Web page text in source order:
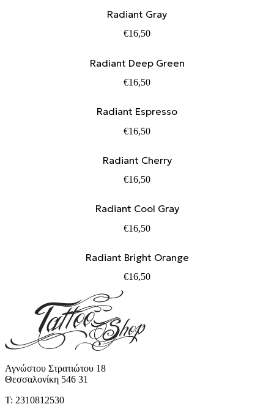
Radiant Gray
€16,50
Radiant Deep Green
€16,50
Radiant Espresso
€16,50
Radiant Cherry
€16,50
Radiant Cool Gray
€16,50
Radiant Bright Orange
€16,50
Αγνώστου Στρατιώτου 18
Θεσσαλονίκη 546 31
Τ: 2310812530